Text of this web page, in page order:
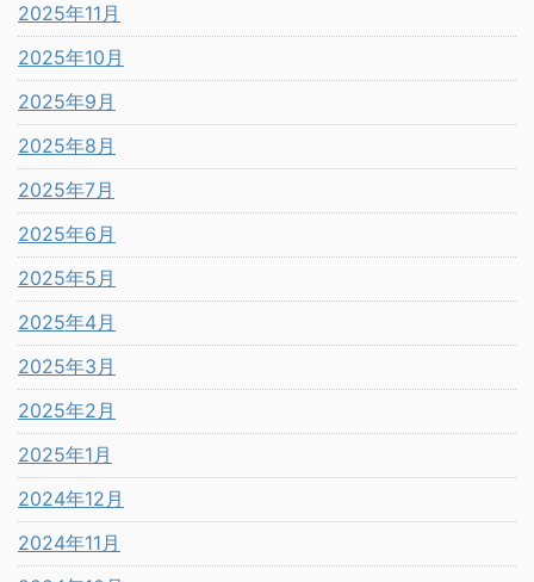
2025年11月
2025年10月
2025年9月
2025年8月
2025年7月
2025年6月
2025年5月
2025年4月
2025年3月
2025年2月
2025年1月
2024年12月
2024年11月